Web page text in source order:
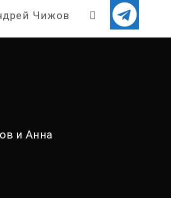
Чижов
и Анна